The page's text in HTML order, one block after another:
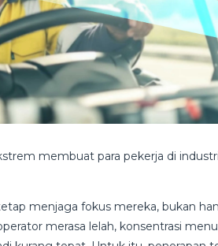
membuat para pekerja di
menjaga fokus mereka, bukan
merasa lelah, konsentrasi